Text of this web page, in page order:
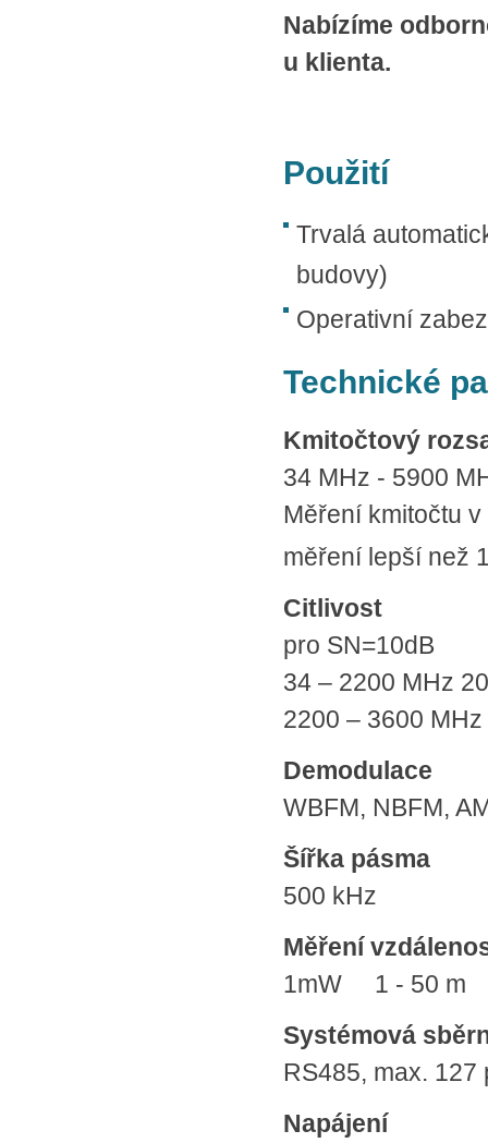
Nabízíme
u klienta.
Použití
Trvalá
budovy)
Operativní
Technické
Kmitočtový
34 MHz - 5900
Měření kmitočtu
měření lepší než
Citlivost
pro SN=10dB
34 – 2200 MHz
2200 – 3600
Demodulace
WBFM, NBFM,
Šířka pásma
500 kHz
Měření
1mW 1 ‑ 50 m
Systémová
RS485, max.
Napájení